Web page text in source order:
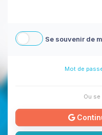
Se souvenir de
Mot de
Ou